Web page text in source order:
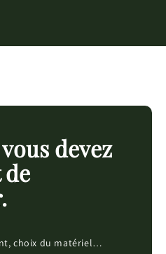
devez
choix du matériel…